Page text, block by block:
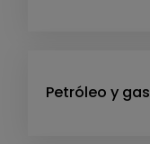
Petróleo y gas